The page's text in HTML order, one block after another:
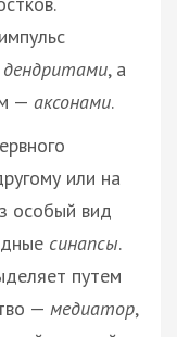
дендритами, а
— аксонами.
или на
особый вид
синапсы.
путем
— медиатор,